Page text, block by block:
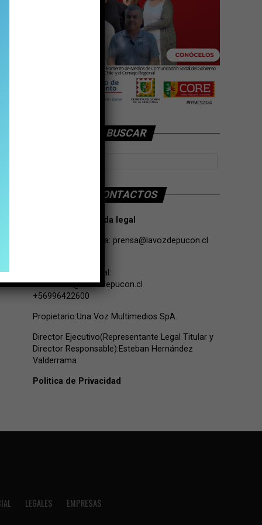
BUSCAR
CONTACTOS
Tarifas Propaganda legal
Contacto de Prensa: prensa@lavozdepucon.cl
Contacto Comercial:
comercial@lavozdepucon.cl
+56996422600
Propietario:Una Voz Multimedios SpA.
Director Ejecutivo(Representante Legal Titular y
Director Responsable):Esteban Hernández
Valderrama
Politica de Privacidad
LEGALES EMPRESAS